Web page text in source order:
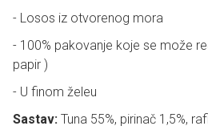
- Losos iz otvorenog mora
- 100% pakovanje koje se može
papir )
- U finom želeu
Sastav: Tuna 55%, pirinač 1,5%,